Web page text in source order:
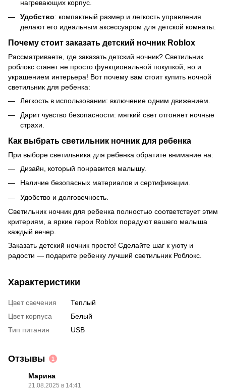
нагревающих корпус.
Удобство: компактный размер и легкость управления
делают его идеальным аксессуаром для детской комнаты.
Почему стоит заказать детский ночник Roblox
Рассматриваете, где заказать детский ночник? Светильник
роблокс станет не просто функциональной покупкой, но и
украшением интерьера! Вот почему вам стоит купить ночной
светильник для ребенка:
Легкость в использовании: включение одним движением.
Дарит чувство безопасности: мягкий свет отгоняет ночные
страхи.
Как выбрать светильник ночник для ребенка
При выборе светильника для ребенка обратите внимание на:
Дизайн, который понравится малышу.
Наличие безопасных материалов и сертификации.
Удобство и долговечность.
Светильник ночник для ребенка полностью соответствует этим
критериям, а яркие герои Roblox порадуют вашего малыша
каждый вечер.
Заказать детский ночник просто! Сделайте шаг к уюту и
радости — подарите ребенку лучший светильник Роблокс.
Характеристики
Цвет свечения
Теплый
Цвет корпуса
Белый
Тип питания
USB
Отзывы 1
Марина
21.08.2025 в 14:41